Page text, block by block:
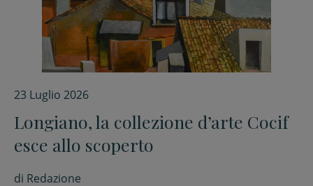
23 Luglio 2026
Longiano, la collezione d’arte Cocif
esce allo scoperto
di Redazione